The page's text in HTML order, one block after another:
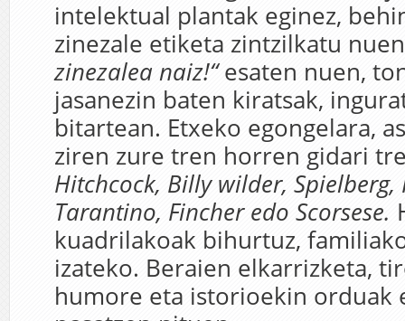
intelektual plantak eginez,
zinezale etiketa zintzilkatu
zinezalea naiz!“esaten nuen,
jasanezin baten kiratsak,
bitartean. Etxeko egongelara,
ziren zure tren horren gidari
Hitchcock, Billy wilder, Spielberg,
Tarantino, Fincher edo Scorsese.
kuadrilakoak bihurtuz,
izateko. Beraien elkarrizketa,
humore eta istorioekin orduak